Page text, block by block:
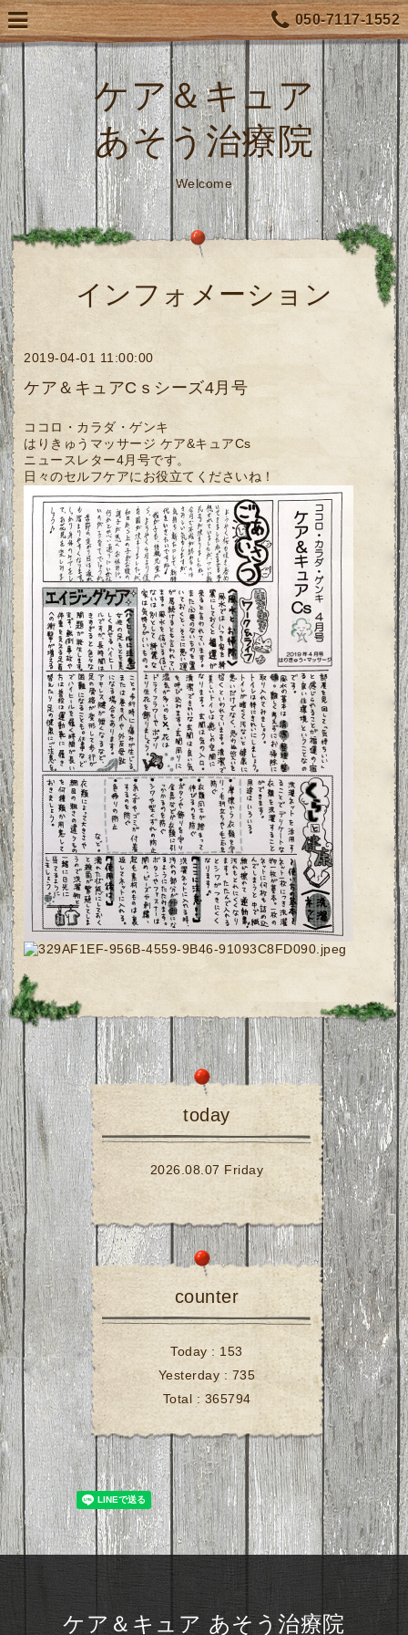
050-7117-1552
ケア＆キュア
あそう治療院
Welcome
インフォメーション
2019-04-01 11:00:00
ケア＆キュアCｓシーズ4月号
ココロ・カラダ・ゲンキ
はりきゅうマッサージ ケア&キュアCs
ニュースレター4月号です。
日々のセルフケアにお役立てくださいね！
today
2026.08.07 Friday
counter
Today : 153
Yesterday : 735
Total : 365794
ケア＆キュア あそう治療院